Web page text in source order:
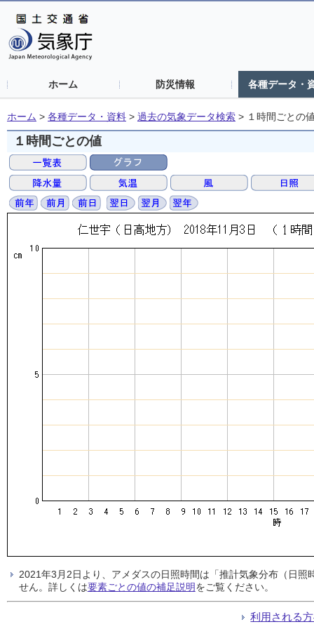
ホーム 防災情報 各種データ・
ホーム > 各種データ・資料 > 過去の気象データ検索 > １時間ごとの
１時間ごとの値
2021年3月2日より、アメダスの日照時間は「推計気象分布（日
せん。詳しくは要素ごとの値の補足説明をご覧ください。
利用される